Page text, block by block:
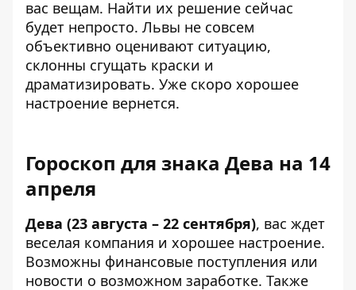
вас вещам. Найти их решение сейчас
будет непросто. Львы не совсем
объективно оценивают ситуацию,
склонны сгущать краски и
драматизировать. Уже скоро хорошее
настроение вернется.
Гороскоп для знака Дева на 14
апреля
Дева (23 августа – 22 сентября), вас ждет
веселая компания и хорошее настроение.
Возможны финансовые поступления или
новости о возможном заработке. Также